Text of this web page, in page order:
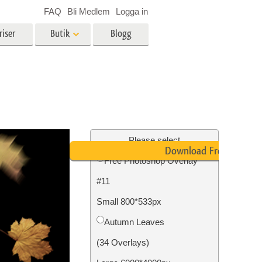
Foto restaurering
Butik Blogg
FAQ Bli Medlem Logga in
Please select
Free Photoshop Overlay
#11
Small 800*533px
Autumn Leaves
(34 Overlays)
Download Free